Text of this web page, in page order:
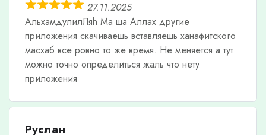
27.11.2025
АльхамдулилЛяh Ма ша Аллах другие
приложения скачиваешь вставляешь ханафитского
масхаб все ровно то же время. Не меняется а тут
можно точно определиться жаль что нету
приложения
Руслан